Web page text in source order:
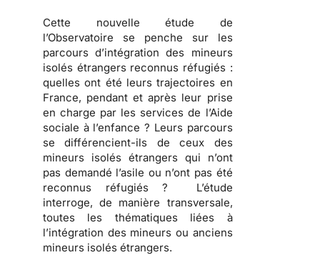
Cette nouvelle étude de
l’Observatoire se penche sur les
parcours d’intégration des mineurs
isolés étrangers reconnus réfugiés :
quelles ont été leurs trajectoires en
France, pendant et après leur prise
en charge par les services de l’Aide
sociale à l’enfance ? Leurs parcours
se différencient-ils de ceux des
mineurs isolés étrangers qui n’ont
pas demandé l’asile ou n’ont pas été
reconnus réfugiés ? L’étude
interroge, de manière transversale,
toutes les thématiques liées à
l’intégration des mineurs ou anciens
mineurs isolés étrangers.